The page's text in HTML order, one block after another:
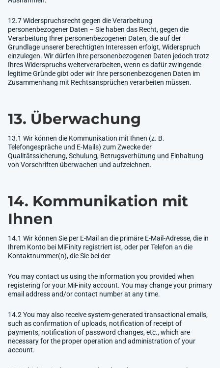
12.7 Widerspruchsrecht gegen die Verarbeitung
personenbezogener Daten – Sie haben das Recht, gegen die
Verarbeitung Ihrer personenbezogenen Daten, die auf der
Grundlage unserer berechtigten Interessen erfolgt, Widerspruch
einzulegen. Wir dürfen Ihre personenbezogenen Daten jedoch trotz
Ihres Widerspruchs weiterverarbeiten, wenn es dafür zwingende
legitime Gründe gibt oder wir Ihre personenbezogenen Daten im
Zusammenhang mit Rechtsansprüchen verarbeiten müssen.
13. Überwachung
13.1 Wir können die Kommunikation mit Ihnen (z. B.
Telefongespräche und E-Mails) zum Zwecke der
Qualitätssicherung, Schulung, Betrugsverhütung und Einhaltung
von Vorschriften überwachen und aufzeichnen.
14. Kommunikation mit
Ihnen
14.1 Wir können Sie per E-Mail an die primäre E-Mail-Adresse, die in
Ihrem Konto bei MiFinity registriert ist, oder per Telefon an die
Kontaktnummer(n), die Sie bei der
You may contact us using the information you provided when
registering for your MiFinity account. You may change your primary
email address and/or contact number at any time.
14.2 You may also receive system-generated transactional emails,
such as confirmation of uploads, notification of receipt of
payments, notification of password changes, etc., which are
necessary for the proper operation and administration of your
account.